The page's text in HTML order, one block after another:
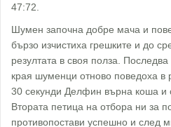
47:72.
Шумен започна добре мача и
бързо изчистиха грешките и до
резултата в своя полза.
края шуменци отново поведоха в
30 секунди Делфин върна коша и
Втората петица на отбора ни за
противопостави успешно и след